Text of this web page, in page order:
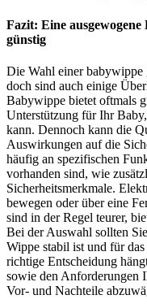
Fazit: Eine
günstig
Die Wahl einer babywippe
doch sind auch einige
Babywippe bietet oftmals
Unterstützung für Ihr
kann. Dennoch kann die
Auswirkungen auf die
häufig an spezifischen
vorhanden sind, wie
Sicherheitsmerkmale.
bewegen oder über eine
sind in der Regel teurer,
Bei der Auswahl sollten
Wippe stabil ist und für
richtige Entscheidung
sowie den Anforderungen
Vor- und Nachteile